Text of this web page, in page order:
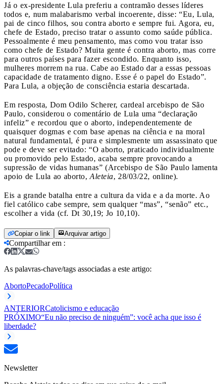
Já o ex-presidente Lula preferiu a contramão desses líderes
todos e, num malabarismo verbal incoerente, disse: “Eu, Lula,
pai de cinco filhos, sou contra aborto e sempre fui. Agora, eu,
chefe de Estado, preciso tratar o assunto como saúde pública.
Pessoalmente é meu pensamento, mas como vou tratar isso
como chefe de Estado? Muita gente é contra aborto, mas corre
para outros países para fazer escondido. Enquanto isso,
mulheres morrem na rua. Cabe ao Estado dar a essas pessoas
capacidade de tratamento digno. Esse é o papel do Estado”.
Para Lula, a objeção de consciência estaria descartada.
Em resposta, Dom Odilo Scherer, cardeal arcebispo de São
Paulo, considerou o comentário de Lula uma “declaração
infeliz” e recordou que o aborto, independentemente de
quaisquer dogmas e com base apenas na ciência e na moral
natural fundamental, é pura e simplesmente um assassinato que
pode e deve ser evitado: “O aborto, praticado individualmente
ou promovido pelo Estado, acaba sempre provocando a
supressão de vidas humanas” (Arcebispo de São Paulo lamenta
apoio de Lula ao aborto, Aleteia, 28/03/22, online).
Eis a grande batalha entre a cultura da vida e a da morte. Ao
fiel católico cabe sempre, sem qualquer “mas”, “senão” etc.,
escolher a vida (cf. Dt 30,19; Jo 10,10).
Copiar o link Arquivar artigo
Compartilhar em :
As palavras-chave/tags associadas a este artigo:
AbortoPecadoPolítica
ANTERIORCatolicismo e educação
PRÓXIMO“Eu não preciso de ninguém”: você acha que isso é
liberdade?
Newsletter